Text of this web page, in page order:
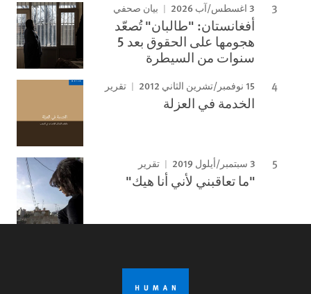
3 اغسطس/آب 2026 بيان صحفي
أفغانستان: "طالبان" تُصعّد
هجومها على الحقوق بعد 5
سنوات من السيطرة
15 نوفمبر/تشرين الثاني 2012 تقرير
الخدمة في العزلة
3 سبتمبر/أيلول 2019 تقرير
"ما تعاقبني لأني أنا هيك"